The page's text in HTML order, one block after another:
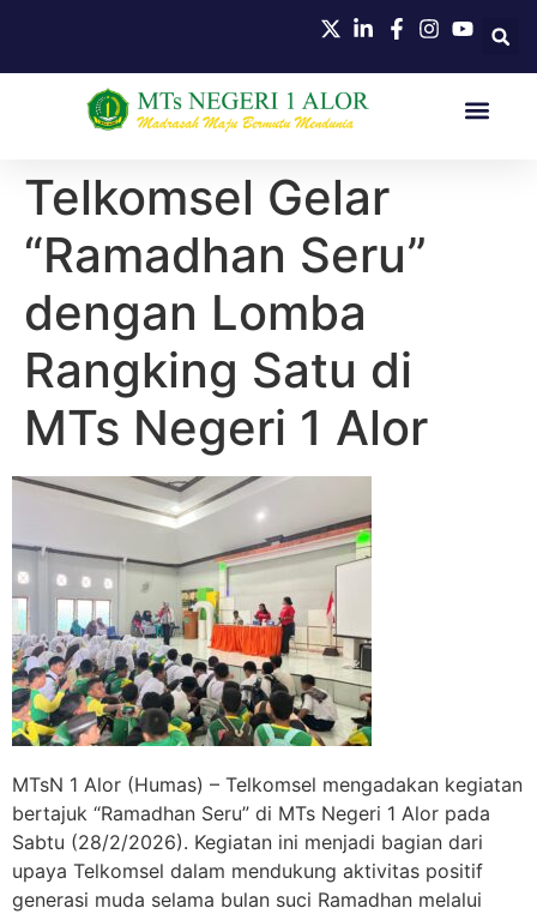
Telkomsel Gelar
“Ramadhan Seru”
dengan Lomba
Rangking Satu di
MTs Negeri 1 Alor
MTsN 1 Alor (Humas) – Telkomsel mengadakan kegiatan
bertajuk “Ramadhan Seru” di MTs Negeri 1 Alor pada
Sabtu (28/2/2026). Kegiatan ini menjadi bagian dari
upaya Telkomsel dalam mendukung aktivitas positif
generasi muda selama bulan suci Ramadhan melalui